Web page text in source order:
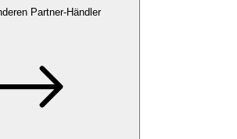
Partner-Händler